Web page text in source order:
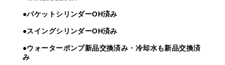
●バケットシリンダーOH済み
●スイングシリンダーOH済み
●ウォーターポンプ新品交換済み・冷却水も新品交換済
み